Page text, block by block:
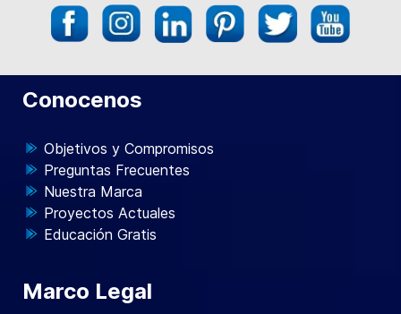
Conocenos
Objetivos y Compromisos
Preguntas Frecuentes
Nuestra Marca
Proyectos Actuales
Educación Gratis
Marco Legal